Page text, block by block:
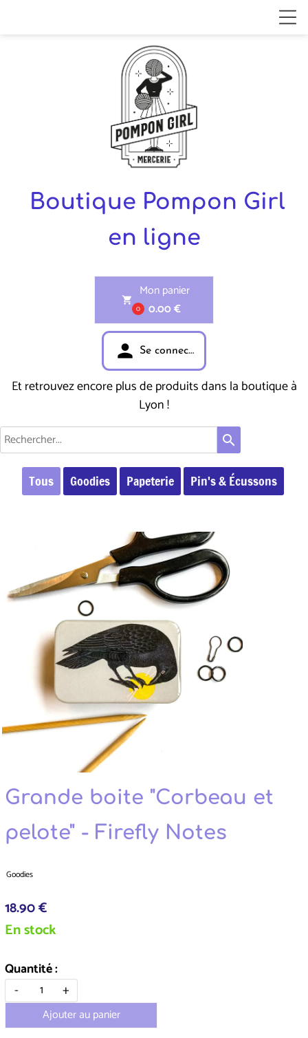
Boutique Pompon Girl
en ligne
shopping_cart
0
Mon panier
0.00 €
person Se connecter
Et retrouvez encore plus de produits dans la boutique à
Lyon !
search
Tous Goodies Papeterie Pin's & Écussons
Grande boite "Corbeau et
pelote" - Firefly Notes
Goodies
18.90 €
En stock
Quantité :
-
+
Ajouter au panier